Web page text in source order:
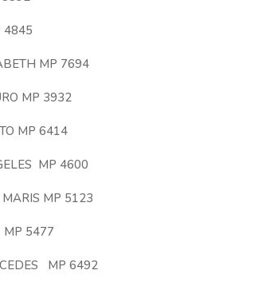
4845
MP 7694
MP 3932
MP 6414
MP 4600
MP 5123
5477
MP 6492